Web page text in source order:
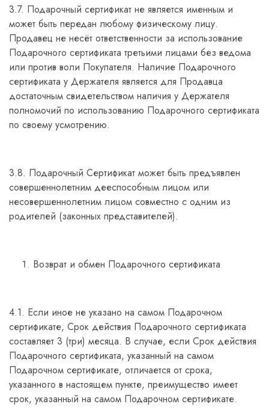
3.7. Подарочный сертификат не является именным и
может быть передан любому физическому лицу.
Продавец не несёт ответственности за использование
Подарочного сертификата третьими лицами без ведома
или против воли Покупателя. Наличие Подарочного
сертификата у Держателя является для Продавца
достаточным свидетельством наличия у Держателя
полномочий по использованию Подарочного сертификата
по своему усмотрению.
3.8. Подарочный Сертификат может быть предъявлен
совершеннолетним дееспособным лицом или
несовершеннолетним лицом совместно с одним из
родителей (законных представителей).
Возврат и обмен Подарочного сертификата
4.1. Если иное не указано на самом Подарочном
сертификате, Срок действия Подарочного сертификата
составляет 3 (три) месяца. В случае, если Срок действия
Подарочного сертификата, указанный на самом
Подарочном сертификате, отличается от срока,
указанного в настоящем пункте, преимущество имеет
срок, указанный на самом Подарочном сертификате.